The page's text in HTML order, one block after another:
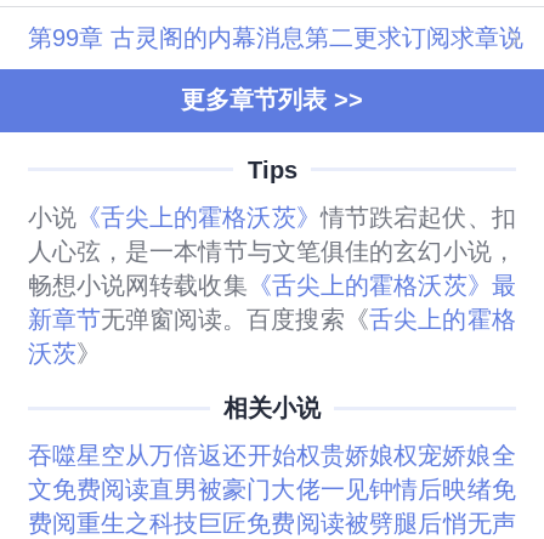
第99章 古灵阁的内幕消息第二更求订阅求章说
更多章节列表 >>
Tips
小说《舌尖上的霍格沃茨》情节跌宕起伏、扣
人心弦，是一本情节与文笔俱佳的玄幻小说，
畅想小说网转载收集 《舌尖上的霍格沃茨》最
新章节无弹窗阅读。百度搜索《舌尖上的霍格
沃茨》
相关小说
吞噬星空从万倍返还开始权贵娇娘权宠娇娘全
文免费阅读直男被豪门大佬一见钟情后映绪免
费阅重生之科技巨匠免费阅读被劈腿后悄无声